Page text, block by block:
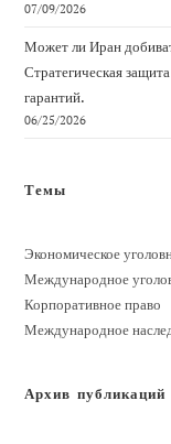
07/09/2026
Может ли Иран
Стратегическая
гарантий.
06/25/2026
Темы
Экономическое
Международное
Корпоративное право
Международное
Архив публикаций